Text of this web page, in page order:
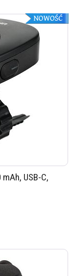
USB-C,